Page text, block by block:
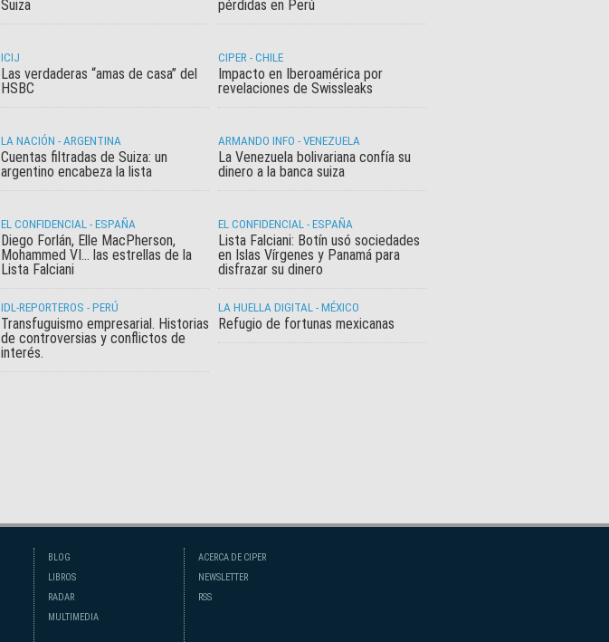
Suiza
pérdidas en Perú
ICIJ
Las verdaderas “amas de casa” del
HSBC
CIPER - CHILE
Impacto en Iberoamérica por
revelaciones de Swissleaks
LA NACIÓN - ARGENTINA
Cuentas filtradas de Suiza: un
argentino encabeza la lista
ARMANDO INFO - VENEZUELA
La Venezuela bolivariana confía su
dinero a la banca suiza
EL CONFIDENCIAL - ESPAÑA
Diego Forlán, Elle MacPherson,
Mohammed VI... las estrellas de la
Lista Falciani
EL CONFIDENCIAL - ESPAÑA
Lista Falciani: Botín usó sociedades
en Islas Vírgenes y Panamá para
disfrazar su dinero
IDL-REPORTEROS - PERÚ
Transfuguismo empresarial. Historias
de controversias y conflictos de
interés.
LA HUELLA DIGITAL - MÉXICO
Refugio de fortunas mexicanas
BLOG
LIBROS
RADAR
MULTIMEDIA
ACERCA DE CIPER
NEWSLETTER
RSS